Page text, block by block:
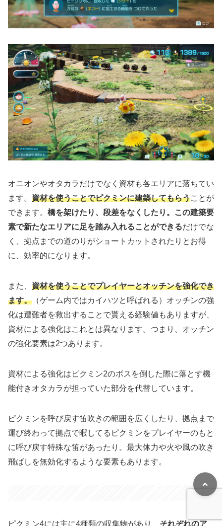
オニオンやオタカラだけでなく資材も各エリアに落ちてい
ます。 資材を使うことでピクミンに建築してもらうことが
できます。 橋を架けたり、段差をなくしたり。この建築要
素で新たなエリアに足を踏み入れることができるだけでな
く、拠点までの道のりがショートカットされたりとお得
に、効率的になります。
また、 資材を使うことでプレイヤーとオッチンを強化でき
ます。 （ゲーム内ではカイハツと呼ばれる）オッチンの強
化は遭難者を救出することで貰える経験値もありますが、
資材による強化はこれとは異なります。つまり、オッチン
の強化要素は2つあります。
資材による強化はピクミン2のボスを倒した際に落とす機
能付きオタカラが担っていた部分を代替しています。
ピクミンを呼び戻す笛吹きの範囲を広くしたり、拠点まで
運び終わって拠点で暇してるピクミンをプレイヤーのもと
に呼び戻す特殊な笛があったり。最大体力や火や風の吹き
飛ばしを無効化するような要素もあります。
ピクミン4には主に4種類の収集物があり、 それぞれのア